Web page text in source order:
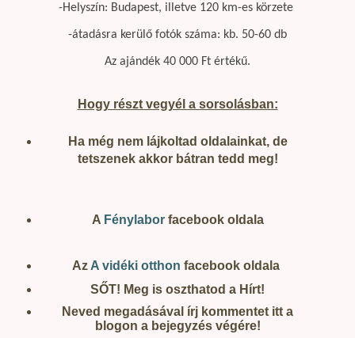
-Helyszín: Budapest, illetve 120 km-es körzete
-átadásra kerülő fotók száma: kb. 50-60 db
Az ajándék 40 000 Ft értékű.
Hogy részt vegyél a sorsolásban:
Ha még nem lájkoltad oldalainkat, de
tetszenek akkor bátran tedd meg!
A Fénylaborfacebook oldala
Az A vidéki otthon facebook oldala
SŐT! Meg is oszthatod a Hírt!
Neved megadásával írj kommentet itt a
blogon a bejegyzés végére!